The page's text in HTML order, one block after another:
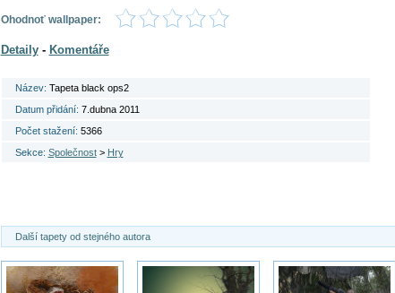
Ohodnoť wallpaper:
Detaily- Komentáře
Název: Tapeta black ops2
Datum přidání: 7.dubna 2011
Počet stažení: 5366
Sekce: Společnost> Hry
Další tapety od stejného autora